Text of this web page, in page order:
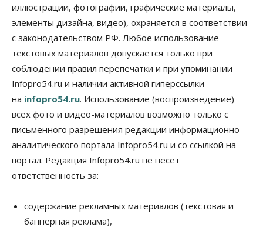
10 Августа 2026, 14:00
Общество
В Новосибирске сформировалось
профессиональное сообщество стендап-комиков
10 Августа 2026, 13:30
Недвижимость
Антон Рехтин: Вместе строим будущее
10 Августа 2026, 13:15
Общество
Цены в ресторанах Новосибирска выросли на 8%
10 Августа 2026, 13:00
церковь посетит 50 поселений Новосибирской
области
10 Августа 2026, 12:15
иллюстрации, фотографии, графические материалы,
элементы дизайна, видео), охраняется в соответствии
с законодательством РФ. Любое использование
текстовых материалов допускается только при
соблюдении правил перепечатки и при упоминании
Infopro54.ru и наличии активной гиперссылки
на infopro54.ru. Использование (воспроизведение)
всех фото и видео-материалов возможно только с
письменного разрешения редакции информационно-
аналитического портала Infopro54.ru и со ссылкой на
портал. Редакция Infopro54.ru не несет
ответственность за:
содержание рекламных материалов (текстовая и
баннерная реклама),